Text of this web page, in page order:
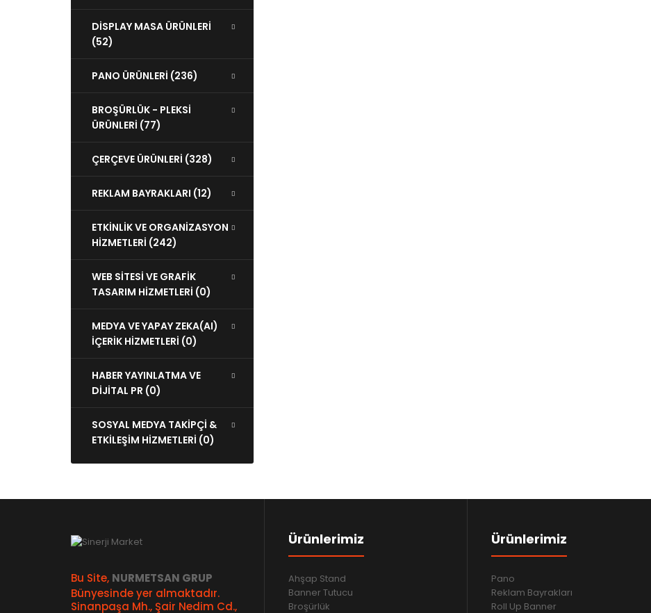
DİSPLAY MASA ÜRÜNLERİ
(52)
PANO ÜRÜNLERİ (236)
BROŞÜRLÜK - PLEKSİ
ÜRÜNLERİ (77)
ÇERÇEVE ÜRÜNLERİ (328)
REKLAM BAYRAKLARI (12)
ETKİNLİK VE ORGANİZASYON
HİZMETLERİ (242)
WEB SİTESİ VE GRAFİK
TASARIM HİZMETLERİ (0)
MEDYA VE YAPAY ZEKA(AI)
İÇERİK HİZMETLERİ (0)
HABER YAYINLATMA VE
DİJİTAL PR (0)
SOSYAL MEDYA TAKİPÇİ &
ETKİLEŞİM HİZMETLERİ (0)
Bu Site, NURMETSAN GRUP
Bünyesinde yer almaktadır.
Sinanpaşa Mh., Şair Nedim Cd.,
Ürünlerimiz
Ahşap Stand
Banner Tutucu
Broşürlük
Ürünlerimiz
Pano
Reklam Bayrakları
Roll Up Banner